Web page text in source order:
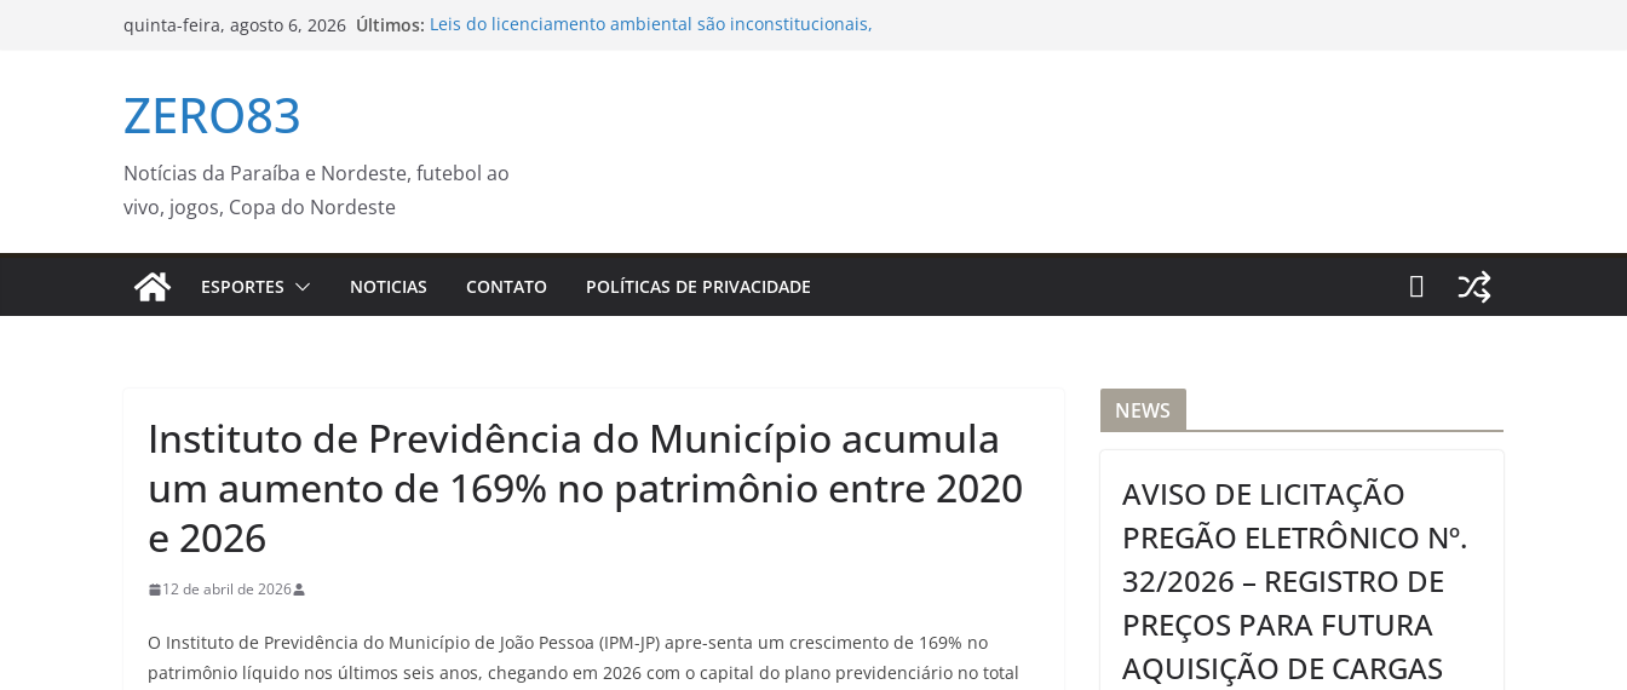
quinta-feira, agosto 6, 2026 Últimos: Leis do licenciamento ambiental são inconstitucionais,
COMODATO, QUANDO APLICÁVEL, PARA ATENDER AS
Campanha Municipal de Vacinação Antirrábica começa
neste sábado – Prefeitura da Cidade do Rio de Janeiro
ZERO83
Notícias da Paraíba e Nordeste, futebol ao
vivo, jogos, Copa do Nordeste
ESPORTES NOTICIAS CONTATO POLÍTICAS DE PRIVACIDADE
Instituto de Previdência do Município acumula
um aumento de 169% no patrimônio entre 2020
e 2026
12 de abril de 2026
O Instituto de Previdência do Município de João Pessoa (IPM-JP) apre-senta um crescimento de 169% no
patrimônio líquido nos últimos seis anos, chegando em 2026 com o capital do plano previdenciário no total
NEWS
AVISO DE LICITAÇÃO
PREGÃO ELETRÔNICO Nº.
32/2026 – REGISTRO DE
PREÇOS PARA FUTURA
AQUISIÇÃO DE CARGAS